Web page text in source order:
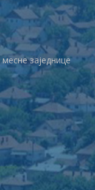
заједнице